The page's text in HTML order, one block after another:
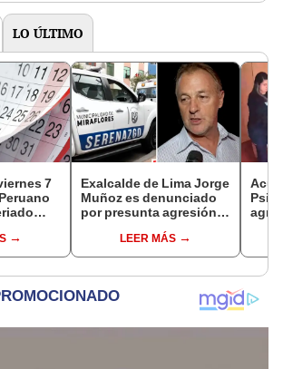
LO ÚLTIMO
7
Exalcalde de Lima Jorge
Muñoz es denunciado
por presunta agresión
de Miraflores
LEER MÁS